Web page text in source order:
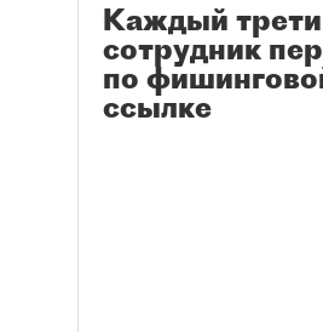
Каждый
сотрудник
по
ссылке